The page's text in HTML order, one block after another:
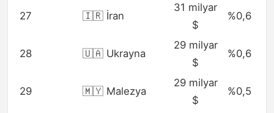
27 🇮🇷 İran
31 milyar
$
%0,6
28 🇺🇦 Ukrayna
29 milyar
$
%0,6
29 🇲🇾 Malezya
29 milyar
$
%0,5